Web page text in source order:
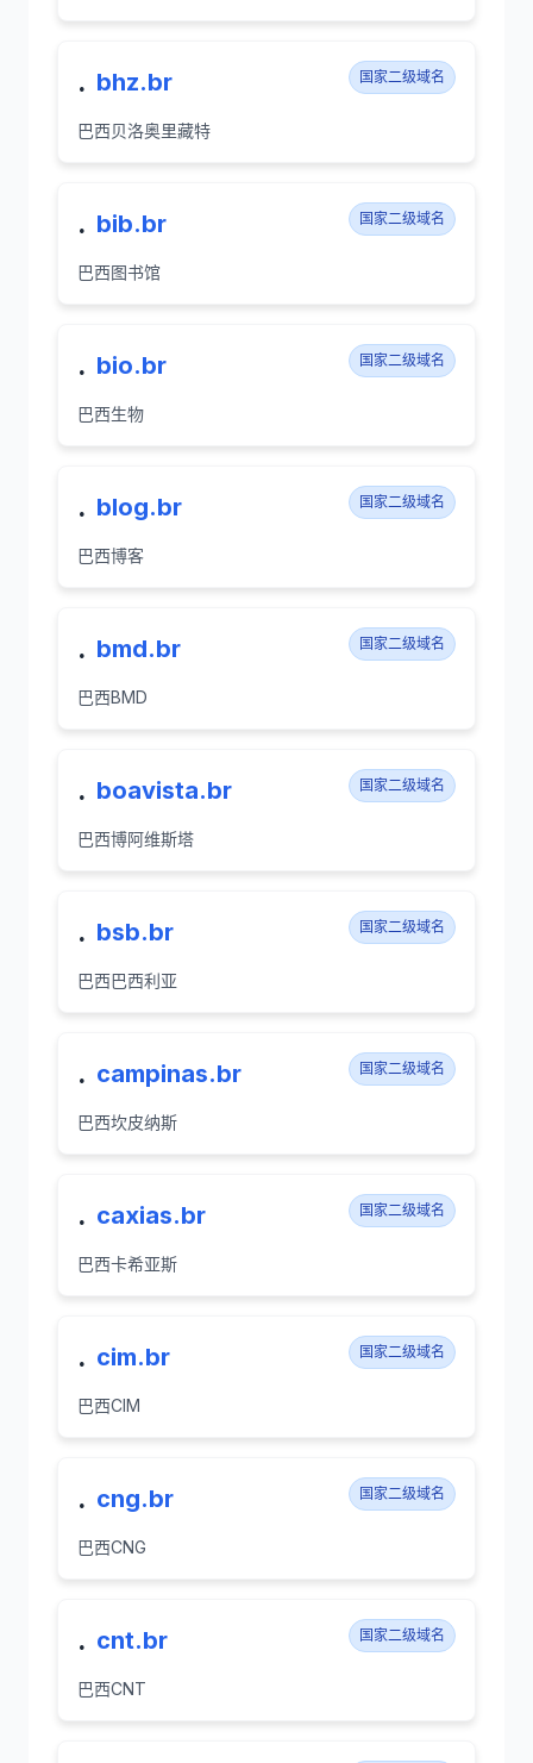
. bhz.br 国家二级域名
巴西贝洛奥里藏特
. bib.br 国家二级域名
巴西图书馆
. bio.br 国家二级域名
巴西生物
. blog.br 国家二级域名
巴西博客
. bmd.br 国家二级域名
巴西BMD
. boavista.br 国家二级域名
巴西博阿维斯塔
. bsb.br 国家二级域名
巴西巴西利亚
. campinas.br 国家二级域名
巴西坎皮纳斯
. caxias.br 国家二级域名
巴西卡希亚斯
. cim.br 国家二级域名
巴西CIM
. cng.br 国家二级域名
巴西CNG
. cnt.br 国家二级域名
巴西CNT